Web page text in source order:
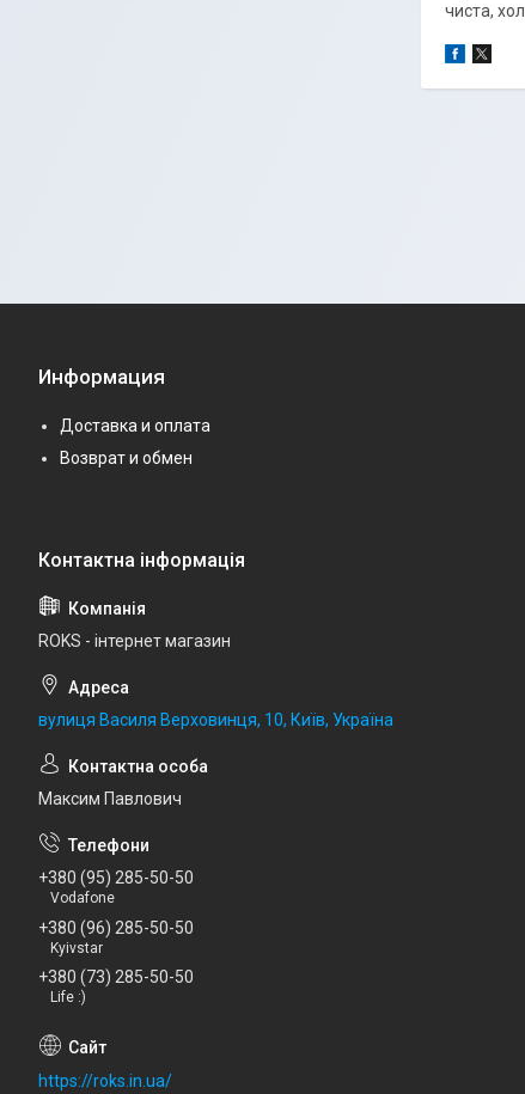
чиста,
Информация
Доставка и оплата
Возврат и обмен
ROKS - інтернет магазин
вулиця Василя Верховинця, 10, Київ, Україна
Максим Павлович
+380 (95) 285-50-50
Vodafone
+380 (96) 285-50-50
Kyivstar
+380 (73) 285-50-50
Life :)
https://roks.in.ua/